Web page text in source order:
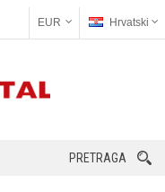
EUR Hrvatski
PRETRAGA